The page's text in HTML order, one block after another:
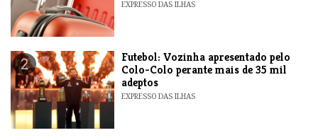
EXPRESSO DAS ILHAS
2
Futebol: Vozinha apresentado pelo
Colo-Colo perante mais de 35 mil
adeptos
EXPRESSO DAS ILHAS